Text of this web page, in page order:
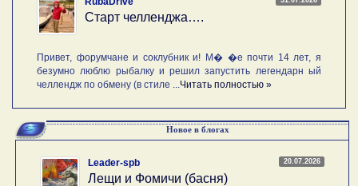
Старт челленджа….
Привет, форумчане и соклубник и! М� �е почти 14 лет, я
безумно люблю рыбалку и решил запустить легендарн ый
челлендж по обмену (в стиле ... Читать полностью »
Новое в блогах
20.07.2026
Leader-spb
Лещи и Фомичи (басня)